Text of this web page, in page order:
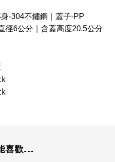
-304不鏽鋼 蓋子-PP
徑6公分 含蓋高度20.5公分
喜歡...